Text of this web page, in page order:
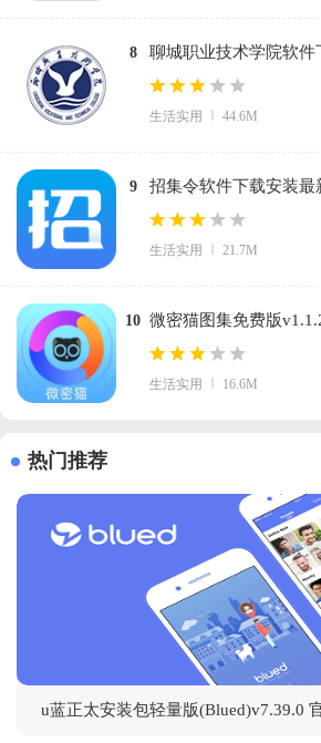
8
聊城职业技术学院软件
vLCZY_3.2.0 官方正版
生活实用 44.6M
9
招集令软件下载安装最
版
生活实用 21.7M
10 微密猫图集免费版
生活实用 16.6M
热门推荐
u蓝正太安装包轻量版(Blued)v7.39.0